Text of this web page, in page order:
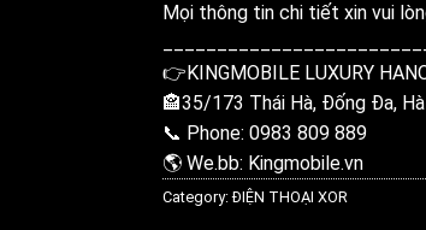
Mọi thông tin chi tiết xin vui
👉KINGMOBILE LUXURY
🏤35/173 Thái Hà, Đống Đa,
📞 Phone: 0983 809 889
🌎 We.bb: Kingmobile.vn
Category:ĐIỆN THOẠI XOR